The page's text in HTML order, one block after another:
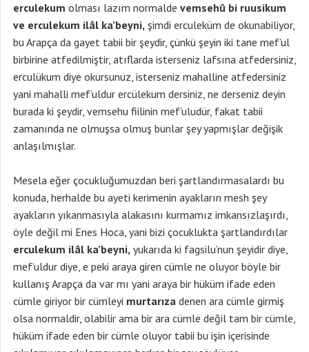
erculekum olması lazım normalde vemsehû bi ruusikum
ve erculekum ilâl ka’beyni, şimdi erculeküm de okunabiliyor,
bu Arapça da gayet tabii bir şeydir, çünkü şeyin iki tane mef’ul
birbirine atfedilmiştir, atıflarda isterseniz lafsına atfedersiniz,
erculükum diye okursunuz, isterseniz mahalline atfedersiniz
yani mahalli mef’uldur ercülekum dersiniz, ne derseniz deyin
burada ki şeydir, vemsehu fiilinin mef’uludür, fakat tabii
zamanında ne olmuşsa olmuş bunlar şey yapmışlar değişik
anlaşılmışlar.
Mesela eğer çocukluğumuzdan beri şartlandırmasalardı bu
konuda, herhalde bu ayeti kerimenin ayakların mesh şey
ayakların yıkanmasıyla alakasını kurmamız imkansızlaşırdı,
öyle değil mi Enes Hoca, yani bizi çocuklukta şartlandırdılar
erculekum ilâl ka’beyni, yukarıda ki fagsilu’nun şeyidir diye,
mef’uldur diye, e peki araya giren cümle ne oluyor böyle bir
kullanış Arapça da var mı yani araya bir hüküm ifade eden
cümle giriyor bir cümleyi murtarıza denen ara cümle girmiş
olsa normaldir, olabilir ama bir ara cümle değil tam bir cümle,
hüküm ifade eden bir cümle oluyor tabii bu işin içerisinde